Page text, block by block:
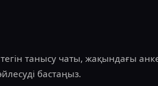
танысу чаты, жақындағы
бастаңыз.